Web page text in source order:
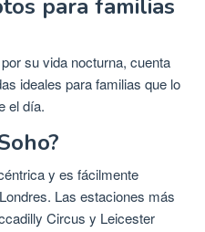
para familias
su vida nocturna, cuenta
ideales para familias que lo
el día.
y es fácilmente
Las estaciones más
Circus y Leicester